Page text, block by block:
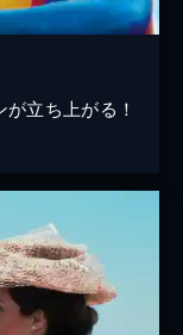
立ち上がる！